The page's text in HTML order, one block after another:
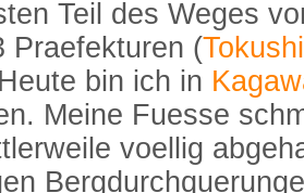
Teil des Weges
Praefekturen (
bin ich in
Meine Fuesse
voellig